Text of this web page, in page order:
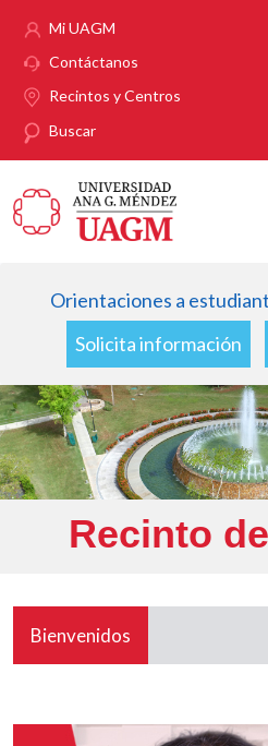
Mi UAGM
Contáctanos
Recintos y Centros
Buscar
Orientaciones a
Solicita información
Recinto
Bienvenidos